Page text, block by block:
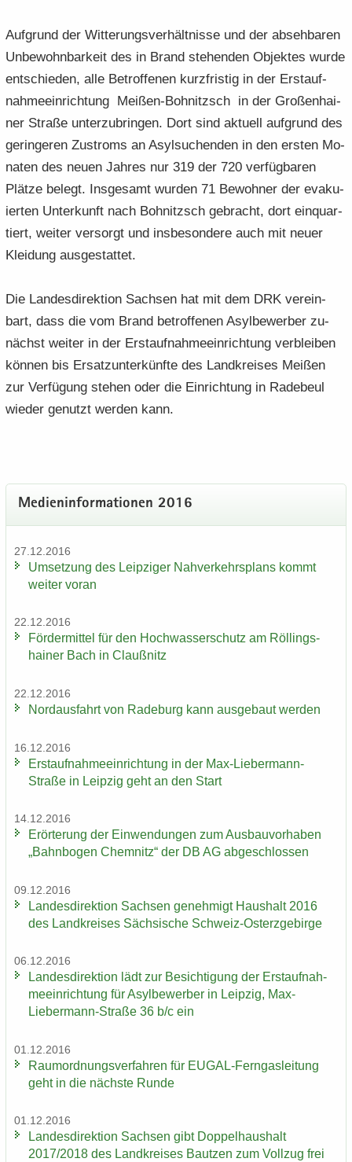
Auf­grund der Wit­te­rungs­ver­hält­nis­se und der ab­seh­ba­ren
Un­be­wohn­bar­keit des in Brand ste­hen­den Ob­jek­tes wurde
ent­schie­den, alle Be­trof­fe­nen kurz­fris­tig in der Erst­auf­
nah­me­ein­rich­tung Meißen-​Bohnitzsch in der Gro­ßen­hai­
ner Stra­ße un­ter­zu­brin­gen. Dort sind ak­tu­ell auf­grund des
ge­rin­ge­ren Zu­stroms an Asyl­su­chen­den in den ers­ten Mo­
na­ten des neuen Jah­res nur 319 der 720 ver­füg­ba­ren
Plät­ze be­legt. Ins­ge­samt wur­den 71 Be­woh­ner der eva­ku­
ier­ten Un­ter­kunft nach Bohnitzsch ge­bracht, dort ein­quar­
tiert, wei­ter ver­sorgt und ins­be­son­de­re auch mit neuer
Klei­dung aus­ge­stat­tet.
Die Lan­des­di­rek­ti­on Sach­sen hat mit dem DRK ver­ein­
bart, dass die vom Brand be­trof­fe­nen Asyl­be­wer­ber zu­
nächst wei­ter in der Erst­auf­nah­me­ein­rich­tung ver­blei­ben
kön­nen bis Er­satz­un­ter­künf­te des Land­krei­ses Mei­ßen
zur Ver­fü­gung ste­hen oder die Ein­rich­tung in Ra­de­beul
wie­der ge­nutzt wer­den kann.
Me­di­en­in­for­ma­tio­nen 2016
27.12.2016
Um­set­zung des Leip­zi­ger Nah­ver­kehrs­plans kommt
wei­ter voran
22.12.2016
För­der­mit­tel für den Hoch­was­ser­schutz am Röl­lings­
hai­ner Bach in Clau­ß­nitz
22.12.2016
Nord­aus­fahrt von Ra­de­burg kann aus­ge­baut wer­den
16.12.2016
Erst­auf­nah­me­ein­rich­tung in der Max-​Liebermann-
Straße in Leip­zig geht an den Start
14.12.2016
Er­ör­te­rung der Ein­wen­dun­gen zum Aus­bau­vor­ha­ben
„Bahn­bo­gen Chem­nitz“ der DB AG ab­ge­schlos­sen
09.12.2016
Lan­des­di­rek­ti­on Sach­sen ge­neh­migt Haus­halt 2016
des Land­krei­ses Säch­si­sche Schweiz-​Osterzgebirge
06.12.2016
Lan­des­di­rek­ti­on lädt zur Be­sich­ti­gung der Erst­auf­nah­
me­ein­rich­tung für Asyl­be­wer­ber in Leip­zig, Max-​
Liebermann-Straße 36 b/c ein
01.12.2016
Raum­ord­nungs­ver­fah­ren für EUGAL-​Ferngasleitung
geht in die nächs­te Runde
01.12.2016
Lan­des­di­rek­ti­on Sach­sen gibt Dop­pel­haus­halt
2017/2018 des Land­krei­ses Baut­zen zum Voll­zug frei